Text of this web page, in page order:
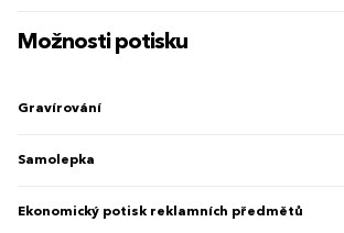
Možnosti potisku
Gravírování
Samolepka
Ekonomický potisk reklamních předmětů